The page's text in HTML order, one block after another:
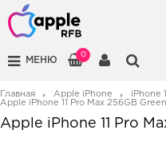
МЕНЮ
0
Главная Apple iPhone
iPhone
Apple iPhone 11 Pro Max 256GB Green
Apple iPhone 11 Pro